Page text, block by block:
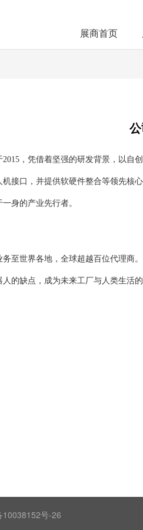
展商首页
2015 ，凭借着坚强的研发背景，以自
接口，并提供软硬件整合等领先核
身的产业先行者。
至世界各地，全球超越百位代理商
的缺点，成为未来工厂与人类生活
10038152号-26